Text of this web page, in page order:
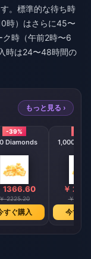
。標準的な待ち時
時）はさらに45〜
時（午前2時〜6
時は24〜48時間の
もっと見る ›
-39%
Diamonds
1366.60
2225.20
すぐ購入
1,000
￥
￥
今すぐ